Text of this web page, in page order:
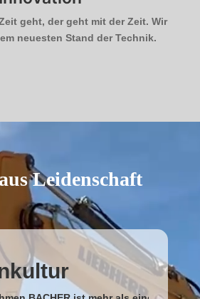
geht, der geht mit der Zeit. Wir
neuesten Stand der Technik.
Leidenschaft